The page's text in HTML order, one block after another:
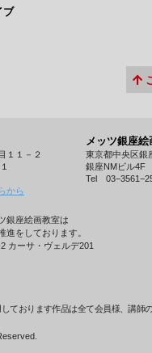
ブ
１１－２
から
メッツ銀座絵
東京都中央区銀
銀座NMビル4F
Tel
銀座絵画教室は
進をしております。
カーサ・ヴェルデ201
ております作品は全て会員様、講師の